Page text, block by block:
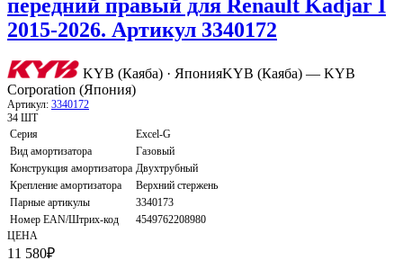
передний правый для Renault Kadjar I
2015-2026. Артикул 3340172
KYB (Каяба) · ЯпонияKYB (Каяба) — KYB
Corporation (Япония)
Артикул: 3340172
34 ШТ
Серия
Excel-G
Вид амортизатора
Газовый
Конструкция амортизатора Двухтрубный
Крепление амортизатора
Верхний стержень
Парные артикулы
3340173
Номер EAN/Штрих-код
4549762208980
ЦЕНА
11 580₽